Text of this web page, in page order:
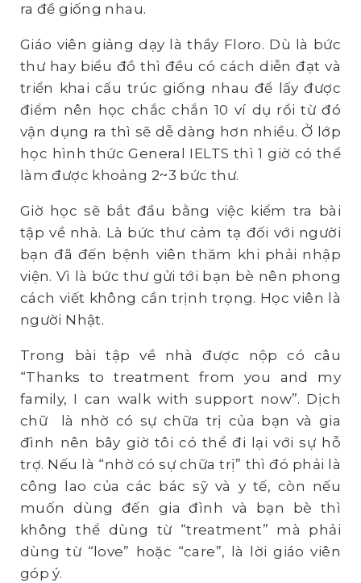
ra đề giống nhau.
Giáo viên giảng dạy là thầy Floro. Dù là bức
thư hay biểu đồ thì đều có cách diễn đạt và
triển khai cấu trúc giống nhau để lấy được
điểm nên học chắc chắn 10 ví dụ rồi từ đó
vận dụng ra thì sẽ dễ dàng hơn nhiều. Ở lớp
học hình thức General IELTS thì 1 giờ có thể
làm được khoảng 2~3 bức thư.
Giờ học sẽ bắt đầu bằng việc kiểm tra bài
tập về nhà. Là bức thư cảm tạ đối với người
bạn đã đến bệnh viên thăm khi phải nhập
viện. Vì là bức thư gửi tới bạn bè nên phong
cách viết không cần trịnh trọng. Học viên là
người Nhật.
Trong bài tập về nhà được nộp có câu
“Thanks to treatment from you and my
family, I can walk with support now”. Dịch
chữ là nhờ có sự chữa trị của bạn và gia
đình nên bây giờ tôi có thể đi lại với sự hỗ
trợ. Nếu là “nhờ có sự chữa trị” thì đó phải là
công lao của các bác sỹ và y tế, còn nếu
muốn dùng đến gia đình và bạn bè thì
không thể dùng từ “treatment” mà phải
dùng từ “love” hoặc “care”, là lời giáo viên
góp ý.